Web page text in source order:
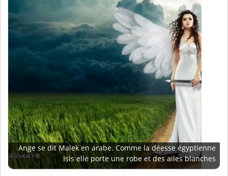
Ange se dit Malek en arabe. Comme la déesse égyptienne
Isis elle porte une robe et des ailes blanches